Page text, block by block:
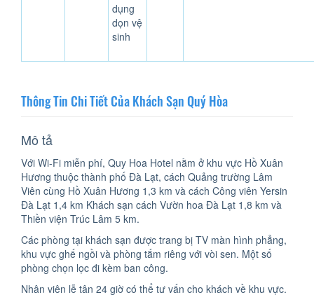
dụng
dọn vệ
sinh
Thông Tin Chi Tiết Của Khách Sạn Quý Hòa
Mô tả
Với Wi-Fi miễn phí, Quy Hoa Hotel nằm ở khu vực Hồ Xuân
Hương thuộc thành phố Đà Lạt, cách Quảng trường Lâm
Viên cùng Hồ Xuân Hương 1,3 km và cách Công viên Yersin
Đà Lạt 1,4 km Khách sạn cách Vườn hoa Đà Lạt 1,8 km và
Thiền viện Trúc Lâm 5 km.
Các phòng tại khách sạn được trang bị TV màn hình phẳng,
khu vực ghế ngồi và phòng tắm riêng với vòi sen. Một số
phòng chọn lọc đi kèm ban công.
Nhân viên lễ tân 24 giờ có thể tư vấn cho khách về khu vực.